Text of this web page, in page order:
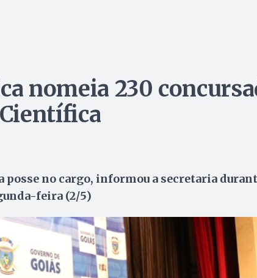
nomeia 230
posse no cargo, informou a secretaria
feira (2/5)